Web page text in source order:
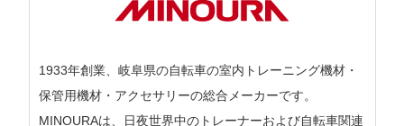
1933年創業、岐阜県の自転車の室内トレーニング機材・
保管用機材・アクセサリーの総合メーカーです。
MINOURAは、日夜世界中のトレーナーおよび自転車関連